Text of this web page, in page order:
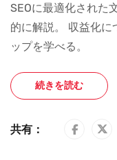
SEOに最適化された
的に解説。 収益化
ップを学べる。
続きを読む
共有：